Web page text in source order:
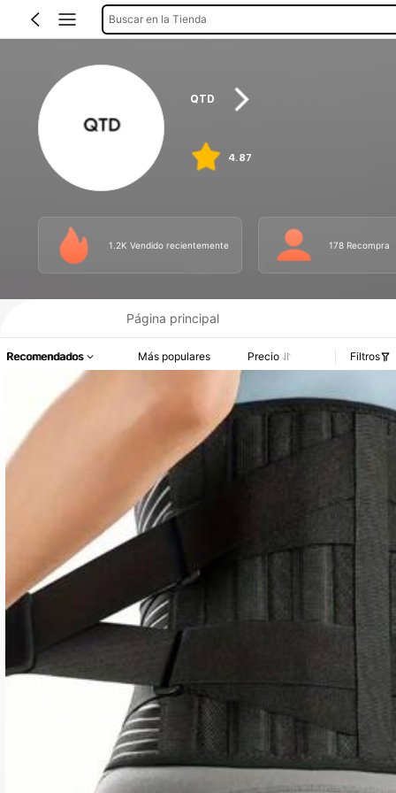
Buscar en la Tienda
QTD
4.87
1.2K Vendido recientemente 178 Recompra
Página principal
Recomendados Más populares Precio Filtros